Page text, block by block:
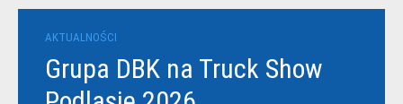
AKTUALNOŚCI
Grupa DBK na Truck Show